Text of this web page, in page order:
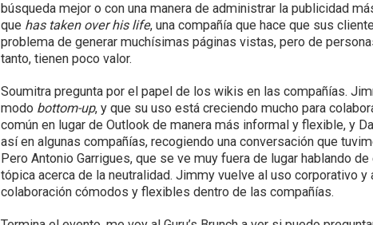
búsqueda mejor o con una manera de administrar la publicidad
que has taken over his life, una compañía que hace que sus
problema de generar muchísimas páginas vistas, pero de
tanto, tienen poco valor.
Soumitra pregunta por el papel de los wikis en las compañías.
modo bottom-up, y que su uso está creciendo mucho para
común en lugar de Outlook de manera más informal y flexible, y
así en algunas compañías, recogiendo una conversación que
Pero Antonio Garrigues, que se ve muy fuera de lugar hablando
tópica acerca de la neutralidad. Jimmy vuelve al uso corporativo
colaboración cómodos y flexibles dentro de las compañías.